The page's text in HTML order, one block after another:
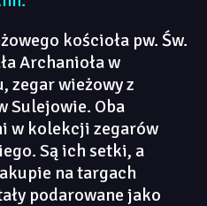
kościoła pw. Św.
Archanioła w
zegar wieżowy z
Sulejowie. Oba
w kolekcji zegarów
Są ich setki, a
na targach
podarowane jako